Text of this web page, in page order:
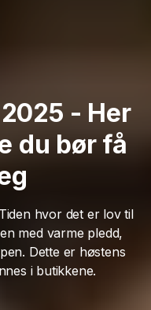
- Her
du bør få
hvor det er lov til
med varme pledd,
Dette er høstens
i butikkene.